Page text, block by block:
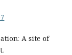
A site of